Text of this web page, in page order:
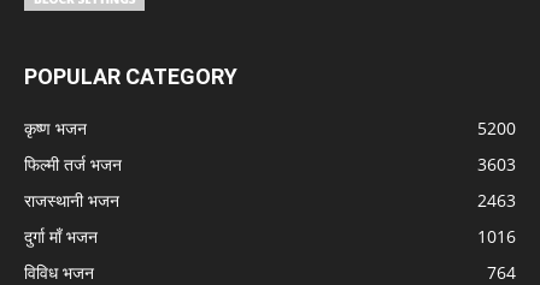
POPULAR CATEGORY
कृष्ण भजन
5200
फिल्मी तर्ज भजन
3603
राजस्थानी भजन
2463
दुर्गा माँ भजन
1016
विविध भजन
764